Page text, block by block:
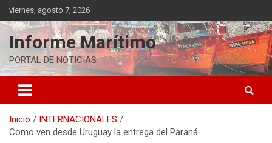
Saltar
al
contenido
viernes, agosto 7, 2026
Informe Marítimo
PORTAL DE NOTICIAS
Inicio
INTERNACIONALES
Como ven desde Uruguay la entrega del Paraná